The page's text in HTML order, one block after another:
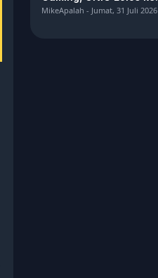
Semifinal!
MikeApalah - Jumat, 31 Juli 2026